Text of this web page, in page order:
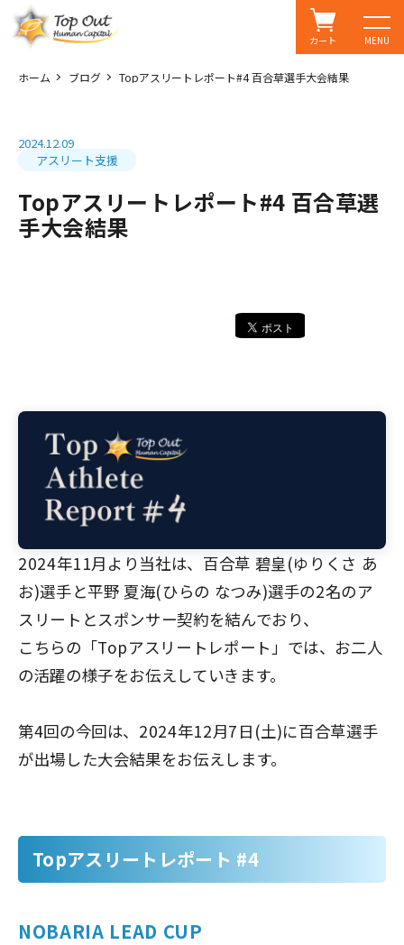
MENU
カート
ホーム ブログ Topアスリートレポート#4 百合草選手大会結果
2024.12.09
アスリート支援
Topアスリートレポート#4 百合草選
手大会結果
2024年11月より当社は、百合草 碧皇(ゆりくさ あ
お)選手と平野 夏海(ひらの なつみ)選手の2名のア
スリートとスポンサー契約を結んでおり、
こちらの「Topアスリートレポート」では、お二人
の活躍の様子をお伝えしていきます。
第4回の今回は、2024年12月7日(土)に百合草選手
が出場した大会結果をお伝えします。
Topアスリートレポート #4
NOBARIA LEAD CUP